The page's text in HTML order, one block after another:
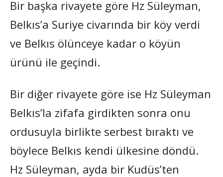
Bir başka rivayete göre Hz Süleyman,
Belkıs’a Suriye civarında bir köy verdi
ve Belkıs ölünceye kadar o köyün
ürünü ile geçindi.
Bir diğer rivayete göre ise Hz Süleyman
Belkıs’la zifafa girdikten sonra onu
ordusuyla birlikte serbest bıraktı ve
böylece Belkıs kendi ülkesine döndü.
Hz Süleyman, ayda bir Kudüs’ten